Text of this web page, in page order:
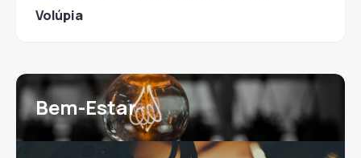
Volúpia
Bem-Estar